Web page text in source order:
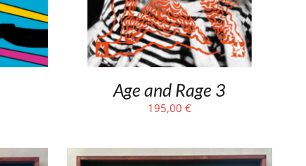
Age and Rage 3
195,00€